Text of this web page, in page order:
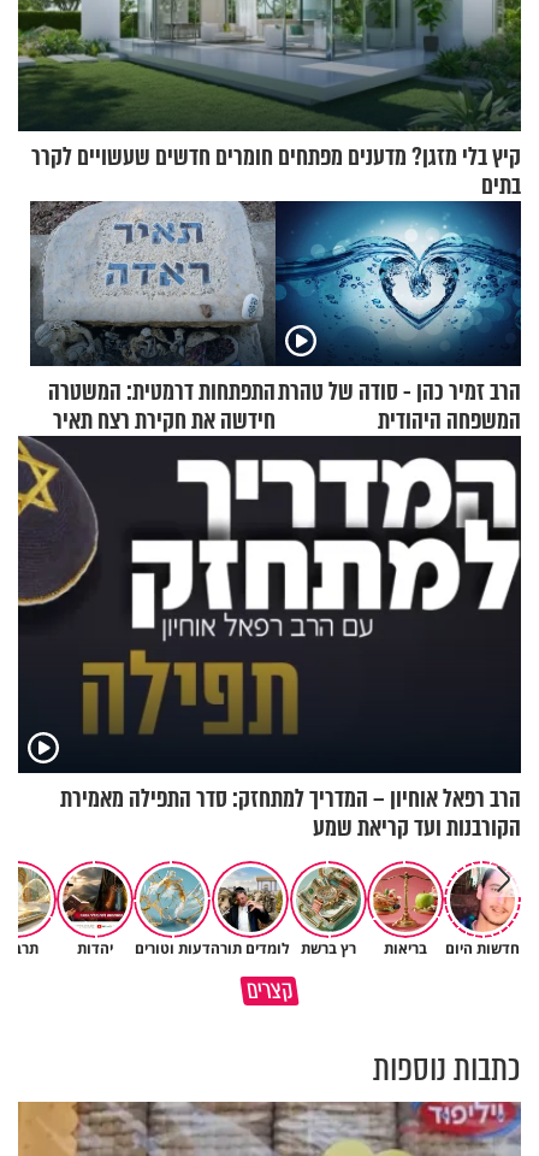
קיץ בלי מזגן? מדענים מפתחים חומרים חדשים שעשויים לקרר
בתים
הרב זמיר כהן - סודה של טהרת
המשפחה היהודית
התפתחות דרמטית: המשטרה
חידשה את חקירת רצח תאיר
ראדה
הרב רפאל אוחיון – המדריך למתחזק: סדר התפילה מאמירת
הקורבנות ועד קריאת שמע
חדשות היום בריאות רץ ברשת לומדים תורהדעות וטורים יהדות
קצרים
תשתמש באהבה של השם לטובתך
פותחים פתח קטן - ומקבלים
כתבות נוספות